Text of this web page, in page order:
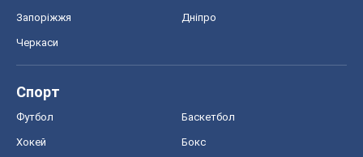
Запоріжжя Дніпро
Черкаси
Спорт
Футбол Баскетбол
Хокей Бокс